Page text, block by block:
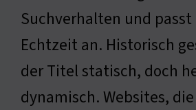
Suchverhalten und
Echtzeit an. Historisch
der Titel statisch, doch
dynamisch. Websites,